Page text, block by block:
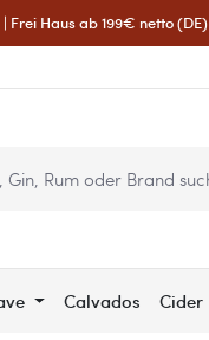
Haus ab 199€ netto
Calvados Cider